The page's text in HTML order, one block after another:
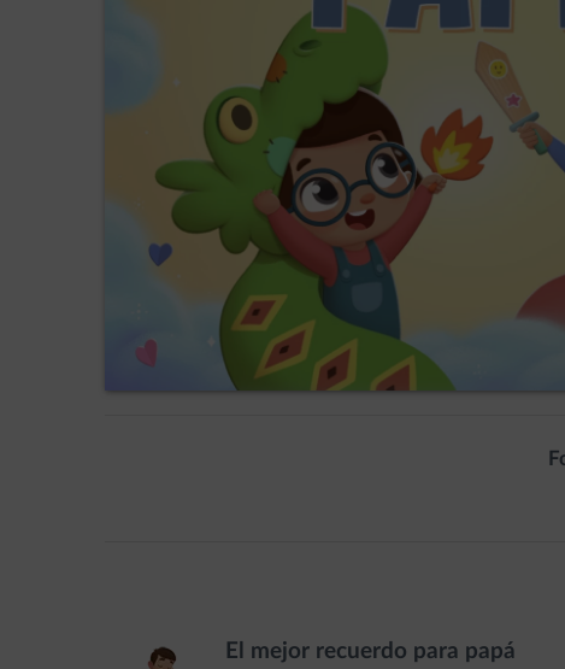
El mejor recuerdo para papá